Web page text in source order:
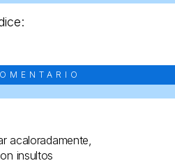
acaloradamente,
insultos